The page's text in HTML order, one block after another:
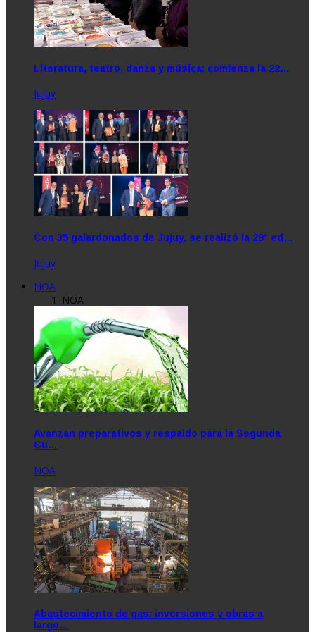
Literatura, teatro, danza y música: comienza la 22…
Jujuy
Con 35 galardonados de Jujuy, se realizó la 29° ed…
Jujuy
NOA
NOA
Avanzan preparativos y respaldo para la Segunda
Cu…
NOA
Abastecimiento de gas: inversiones y obras a
largo…